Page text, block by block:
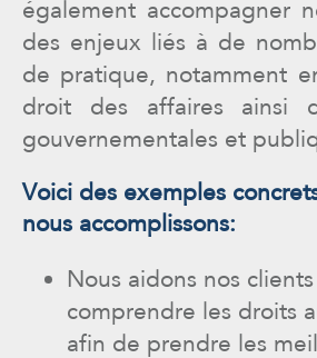
également accompagner
des enjeux liés à de
de pratique, notamment
droit des affaires ainsi
gouvernementales et
Voici des exemples
nous accomplissons:
Nous aidons nos
comprendre les droits
afin de prendre les